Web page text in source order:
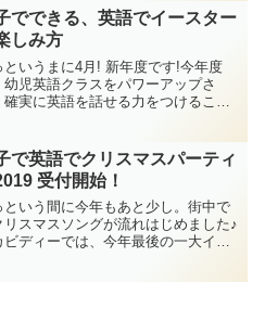
のなかで歌える歌や、体を洗いなが
のいろんな場所...
でできる、英語でイースター
しみ方
というまに4月! 新年度です!今年度
幼児英語クラスをパワーアップさ
確実に英語を話せる力をつけるこ
好きになること。を目指して、今ま
上に創意工夫していき...
で英語でクリスマスパーティ
受付開始！
という間に今年もあと少し。街中で
リスマスソングが流れはじめました♪
ビディーでは、今年最後の一大イベ